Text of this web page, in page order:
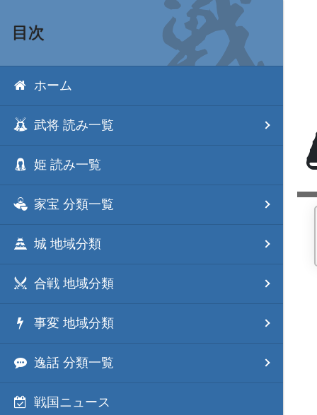
目次
ホーム
武将 読み一覧
姫 読み一覧
家宝 分類一覧
城 地域分類
合戦 地域分類
事変 地域分類
逸話 分類一覧
戦国ニュース